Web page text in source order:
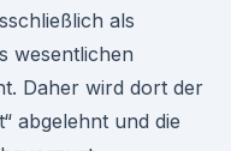
als
wesentlichen
Daher wird dort der
abgelehnt und die